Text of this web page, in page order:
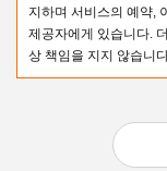
지하며 서비스의 예약,
제공자에게 있습니다.
상 책임을 지지 않습니